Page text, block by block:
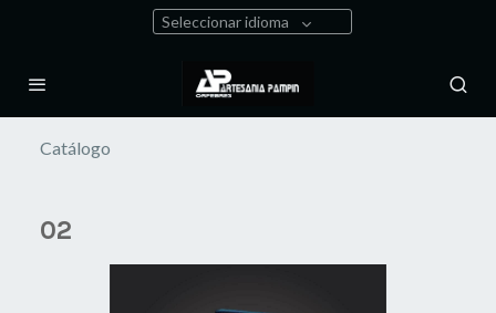
Seleccionar idioma
Catálogo
02